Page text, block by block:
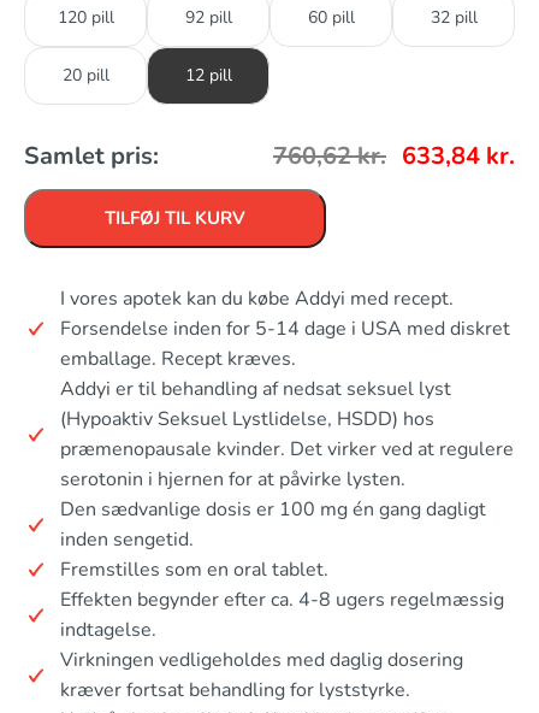
120 pill 92 pill 60 pill 32 pill
20 pill 12 pill
Samlet pris: 760,62kr. 633,84 kr.
TILFØJ TIL KURV
I vores apotek kan du købe Addyi med recept.
Forsendelse inden for 5-14 dage i USA med diskret
emballage. Recept kræves.
Addyi er til behandling af nedsat seksuel lyst
(Hypoaktiv Seksuel Lystlidelse, HSDD) hos
præmenopausale kvinder. Det virker ved at regulere
serotonin i hjernen for at påvirke lysten.
Den sædvanlige dosis er 100 mg én gang dagligt
inden sengetid.
Fremstilles som en oral tablet.
Effekten begynder efter ca. 4-8 ugers regelmæssig
indtagelse.
Virkningen vedligeholdes med daglig dosering
kræver fortsat behandling for lyststyrke.